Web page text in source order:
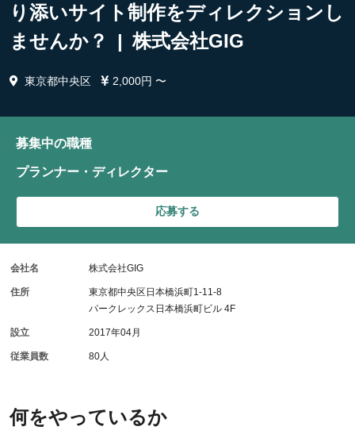
り添いサイト制作をディレクションし
ませんか？ | 株式会社GIG
東京都中央区 2,000円 〜
何をやっているか
募集中の職種
プランナー・ディレクター
応募する
会社名 株式会社GIG
住所
東京都中央区日本橋浜町1-11-8
パークレックス日本橋浜町ビル 4F
設立 2017年04月
従業員数 80人